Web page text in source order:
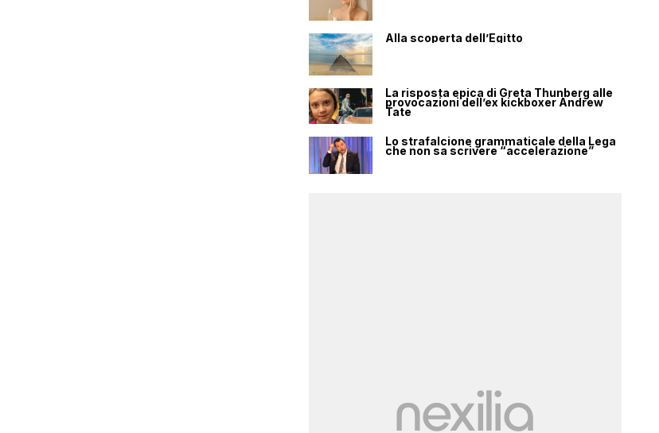
Alla scoperta dell’Egitto
La risposta epica di Greta Thunberg alle
provocazioni dell’ex kickboxer Andrew
Tate
Lo strafalcione grammaticale della Lega
che non sa scrivere “accelerazione”